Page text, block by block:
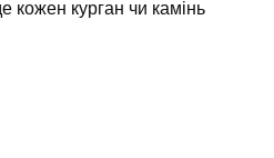
курган чи камінь